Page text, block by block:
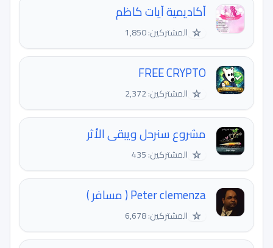
آكاديمية آيات كاظم
☆ المشتركين: 1,850
FREE CRYPTO
☆ المشتركين: 2,372
مشروع سنرحل ويبقى الأثر
☆ المشتركين: 435
Peter clemenza ( مسافر )
☆ المشتركين: 6,678